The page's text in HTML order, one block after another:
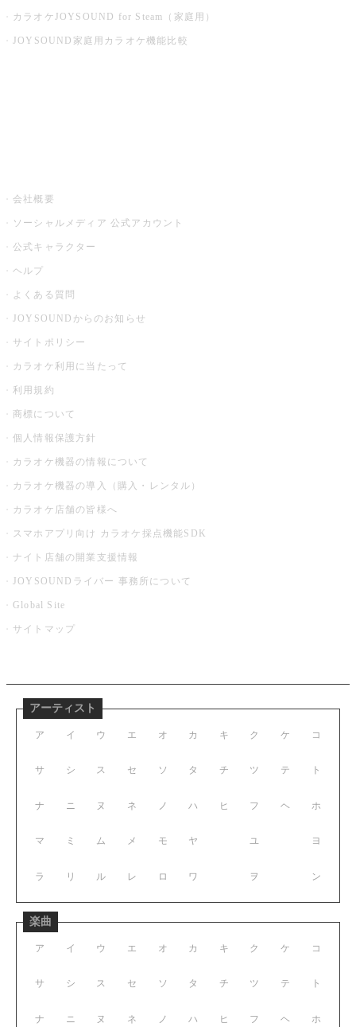
カラオケJOYSOUND for Steam（家庭用）
JOYSOUND家庭用カラオケ機能比較
会社概要
ソーシャルメディア 公式アカウント
公式キャラクター
ヘルプ
よくある質問
JOYSOUNDからのお知らせ
サイトポリシー
カラオケ利用に当たって
利用規約
商標について
個人情報保護方針
カラオケ機器の情報について
カラオケ機器の導入（購入・レンタル）
カラオケ店舗の皆様へ
スマホアプリ向け カラオケ採点機能SDK
ナイト店舗の開業支援情報
JOYSOUNDライバー 事務所について
Global Site
サイトマップ
アーティスト
ア イ ウ エ オ
サ シ ス セ ソ
ナ ニ ヌ ネ ノ
マ ミ ム メ モ
ラ リ ル レ ロ
カ キ ク ケ コ
タ チ ツ テ ト
ハ ヒ フ ヘ ホ
ヤ ユ ヨ
ワ ヲ ン
楽曲
ア イ ウ エ オ
サ シ ス セ ソ
ナ ニ ヌ ネ ノ
カ キ ク ケ コ
タ チ ツ テ ト
ハ ヒ フ ヘ ホ